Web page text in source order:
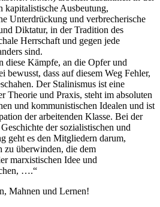
kapitalistische Ausbeutung,
Unterdrückung und verbrecherische
Diktatur, in der Tradition des
Herrschaft und gegen jede
sind.
diese Kämpfe, an die Opfer und
bewusst, dass auf diesem Weg Fehler,
Der Stalinismus ist eine
Theorie und Praxis, steht im absoluten
und kommunistischen Idealen und ist
der arbeitenden Klasse. Bei der
der sozialistischen und
geht es den Mitgliedern darum,
zu überwinden, die dem
marxistischen Idee und
….“
Mahnen und Lernen!